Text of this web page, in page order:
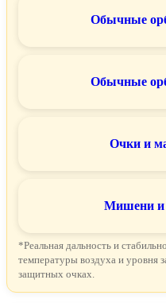
Обычные
Обычные
Очки и
Мишени и
*Реальная дальность и
температуры воздуха и уровня
защитных очках.